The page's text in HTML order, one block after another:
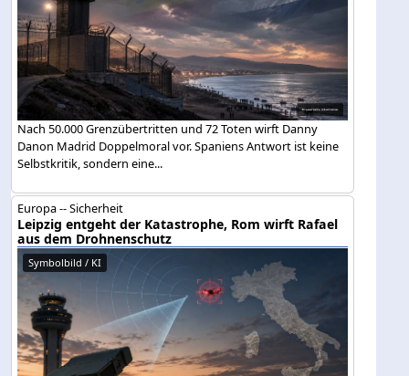
Nach 50.000 Grenzübertritten und 72 Toten wirft Danny
Danon Madrid Doppelmoral vor. Spaniens Antwort ist keine
Selbstkritik, sondern eine...
Europa -- Sicherheit
Leipzig entgeht der Katastrophe, Rom wirft Rafael
aus dem Drohnenschutz
Symbolbild / KI